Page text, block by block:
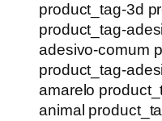
product_tag-3d
product_tag-
adesivo-comum
product_tag-
amarelo
animal